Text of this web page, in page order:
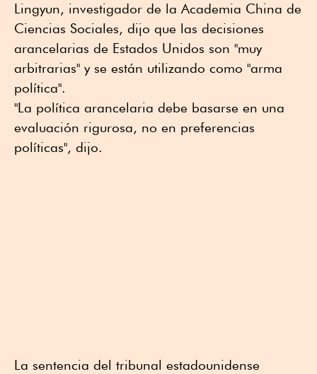
Lingyun, investigador de la Academia China de
Ciencias Sociales, dijo que las decisiones
arancelarias de Estados Unidos son "muy
arbitrarias" y se están utilizando como "arma
política".
"La política arancelaria debe basarse en una
evaluación rigurosa, no en preferencias
políticas", dijo.
La sentencia del tribunal estadounidense